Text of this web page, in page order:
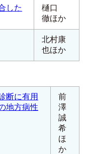
した
樋口
徹ほか
北村康
也ほか
断に有用
地方病性
前
澤
誠
希
ほ
か